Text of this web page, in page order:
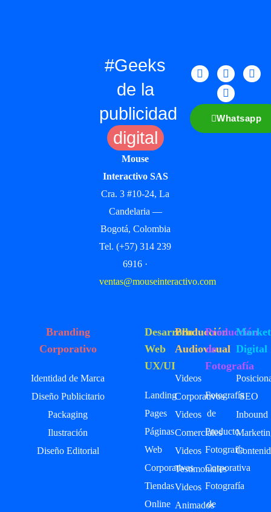
#Geeks
de la
publicidad
digital
Mouse
Interactivo SAS
Cra. 3 #10-24, La
Candelaria —
Bogotá, Colombia
Tel. (+57) 314 239
6916 ·
ventas@mouseinteractivo.com
Whatsapp
Branding
Corporativo
Identidad de Marca
Diseño Publicitario
Packaging
Ilustración
Diseño Editorial
Desarrollo
Web
UX/UI
Landing
Pages
Páginas
Web
Corporativas
Tiendas
Online
Producción
Audiovisual
Videos
Corporativos
Videos
Comerciales
Videos
Testimoniales
Videos
Animados
Producción
de
Fotografía
Fotografía
de
Producto
Fotografía
Corporativa
Fotografía
de
Digital
SEO
Inbound